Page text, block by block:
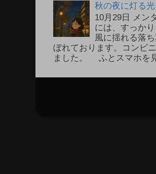
秋の夜に灯る
10月29日 メン
には、すっか
風に揺れる落
ぼれております。コンビ
ました。 ふとスマホを